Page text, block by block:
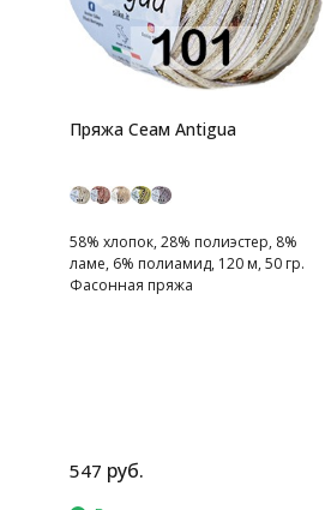
Пряжа Сеам Antigua
58% хлопок, 28% полиэстер, 8%
ламе, 6% полиамид, 120 м, 50 гр.
Фасонная пряжа
547 руб.